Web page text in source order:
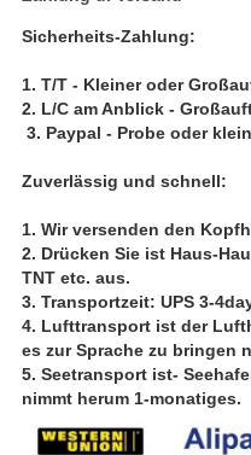
Sicherheits-Zahlung:
1. T/T - Kleiner oder
2. L/C am Anblick -
3. Paypal - Probe oder
Zuverlässig und schnell:
1. Wir versenden den
2. Drücken Sie ist Haus-
TNT etc. aus.
3. Transportzeit: UPS 3-
4. Lufttransport ist der
es zur Sprache zu bringen
5. Seetransport ist-
nimmt herum 1-monatiges.